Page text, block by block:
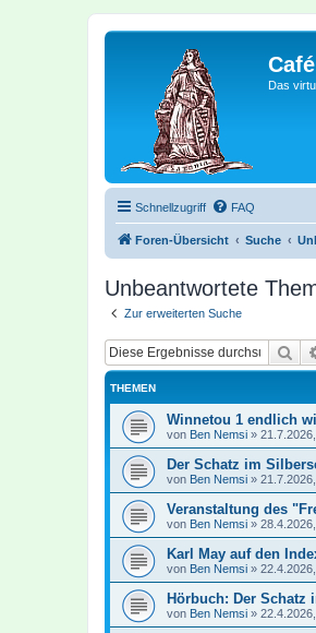
Das
Schnellzugriff FAQ
Foren-Übersicht Suche
Unbeantwortete
Zur erweiterten Suche
THEMEN
Winnetou 1 endlich
von Ben Nemsi »
Der Schatz im
von Ben Nemsi »
Veranstaltung des
von Ben Nemsi »
Karl May auf den
von Ben Nemsi »
Hörbuch: Der Schatz
von Ben Nemsi »